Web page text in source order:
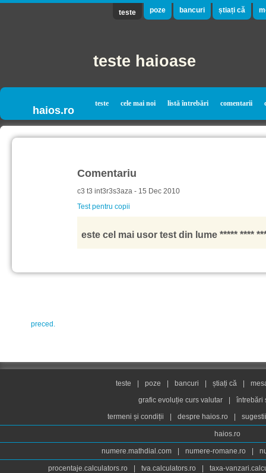
teste poze bancuri știați că
teste haioase
haios.ro
teste cele mai noi listă întrebări comentarii
Comentariu
c3 t3 int3r3s3aza - 15 Dec 2010
Test pentru copii
este cel mai usor test din lume ***** ****
preced.
teste poze bancuri știați că
grafic evoluție curs valutar
întrebări
termeni și condiții
despre haios.ro
haios.ro
numere.mathdial.com numere-romane.ro
procentaje.calculators.ro tva.calculators.ro taxa-